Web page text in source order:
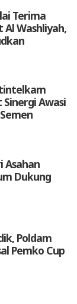
Terima
Al Washliyah,
Awasi
Asahan
Dukung
Poldam
Pemko Cup